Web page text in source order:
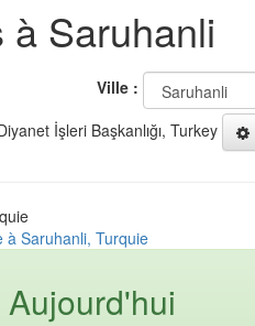
à Saruhanli
Ville :
İşleri Başkanlığı, Turkey
à Saruhanli, Turquie
Aujourd'hui